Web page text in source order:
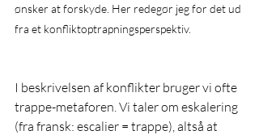
ønsker at forskyde. Her redegør jeg for det ud
fra et konfliktoptrapningsperspektiv.
I beskrivelsen af konflikter bruger vi ofte
trappe-metaforen. Vi taler om eskalering
(fra fransk: escalier = trappe), altså at